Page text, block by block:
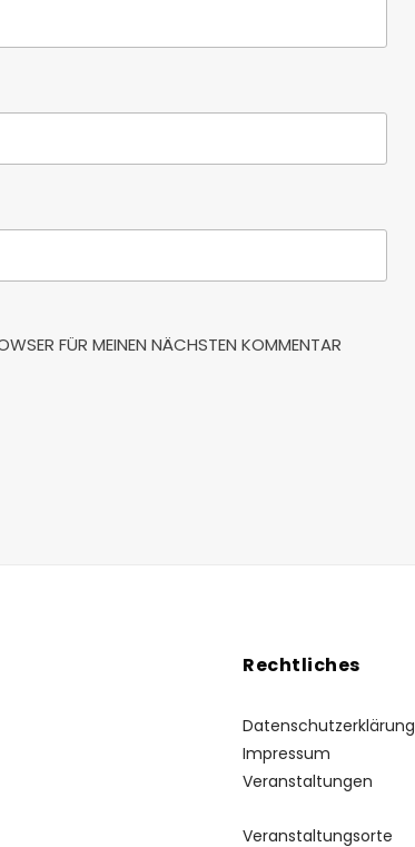
FÜR MEINEN NÄCHSTEN KOMMENTAR
Rechtliches
Datenschutzerklärung
Impressum
Veranstaltungen
Veranstaltungsorte